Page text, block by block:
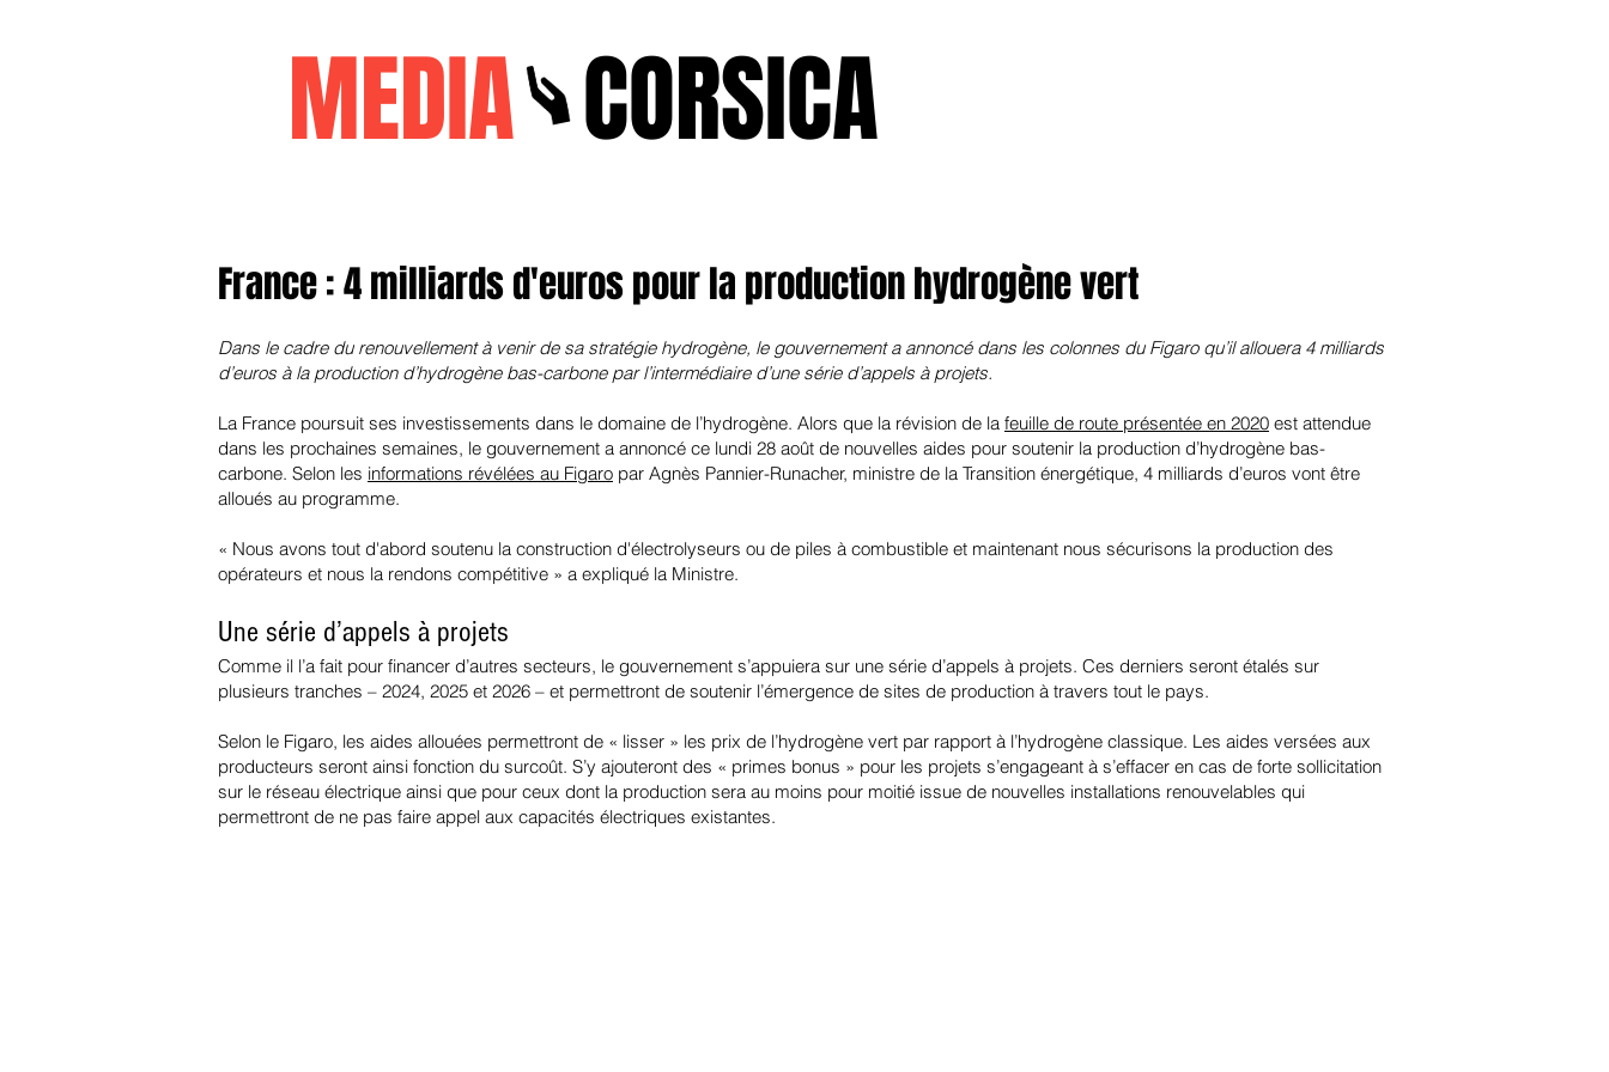
MEDIACORSICA
France : 4 milliards d'euros pour la production hydrogène vert
Dans le cadre du renouvellement à venir de sa stratégie hydrogène, le gouvernement a annoncé dans les colonnes du Figaro qu’il allouera 4 milliards
d’euros à la production d’hydrogène bas-carbone par l’intermédiaire d’une série d’appels à projets.
La France poursuit ses investissements dans le domaine de l’hydrogène. Alors que la révision de la feuille de route présentée en 2020 est attendue
dans les prochaines semaines, le gouvernement a annoncé ce lundi 28 août de nouvelles aides pour soutenir la production d’hydrogène bas-
carbone. Selon les informations révélées au Figaro par Agnès Pannier-Runacher, ministre de la Transition énergétique, 4 milliards d’euros vont être
alloués au programme.
« Nous avons tout d'abord soutenu la construction d'électrolyseurs ou de piles à combustible et maintenant nous sécurisons la production des
opérateurs et nous la rendons compétitive » a expliqué la Ministre.
Une série d’appels à projets
Comme il l’a fait pour financer d’autres secteurs, le gouvernement s’appuiera sur une série d’appels à projets. Ces derniers seront étalés sur
plusieurs tranches – 2024, 2025 et 2026 – et permettront de soutenir l’émergence de sites de production à travers tout le pays.
Selon le Figaro, les aides allouées permettront de « lisser » les prix de l’hydrogène vert par rapport à l’hydrogène classique. Les aides versées aux
producteurs seront ainsi fonction du surcoût. S’y ajouteront des « primes bonus » pour les projets s’engageant à s’effacer en cas de forte sollicitation
sur le réseau électrique ainsi que pour ceux dont la production sera au moins pour moitié issue de nouvelles installations renouvelables qui
permettront de ne pas faire appel aux capacités électriques existantes.